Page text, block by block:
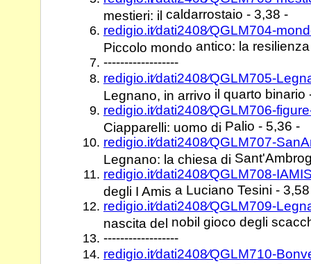
mestieri: il caldarrostaio - 3,38 -
redigio.it⁄dati2408⁄QGLM704-
Piccolo mondo antico: la
------------------
redigio.it⁄dati2408⁄QGLM705-
Legnano, in arrivo il quarto binario
redigio.it⁄dati2408⁄QGLM706-
Ciapparelli: uomo di Palio - 5,36 -
redigio.it⁄dati2408⁄QGLM707-
Legnano: la chiesa di
redigio.it⁄dati2408⁄QGLM708-
degli I Amis a Luciano Tesini -
redigio.it⁄dati2408⁄QGLM709-
nascita del nobil gioco degli
------------------
redigio.it⁄dati2408⁄QGLM710-